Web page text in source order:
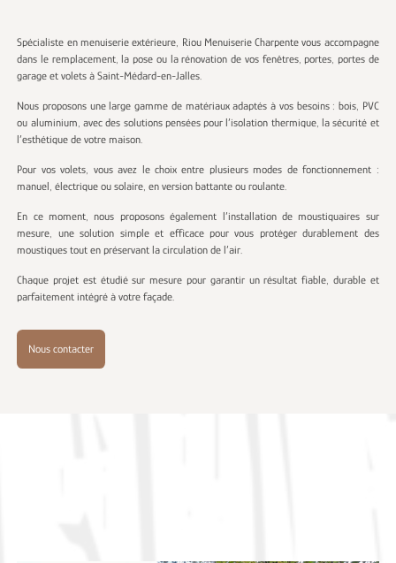
Spécialiste en menuiserie extérieure, Riou Menuiserie Charpente vous accompagne
dans le remplacement, la pose ou la rénovation de vos fenêtres, portes, portes de
garage et volets à Saint-Médard-en-Jalles.
Nous proposons une large gamme de matériaux adaptés à vos besoins : bois, PVC
ou aluminium, avec des solutions pensées pour l’isolation thermique, la sécurité et
l’esthétique de votre maison.
Pour vos volets, vous avez le choix entre plusieurs modes de fonctionnement :
manuel, électrique ou solaire, en version battante ou roulante.
En ce moment, nous proposons également l’installation de moustiquaires sur
mesure, une solution simple et efficace pour vous protéger durablement des
moustiques tout en préservant la circulation de l’air.
Chaque projet est étudié sur mesure pour garantir un résultat fiable, durable et
parfaitement intégré à votre façade.
Nous contacter